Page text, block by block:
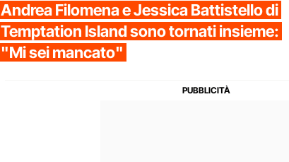
Andrea Filomena e Jessica Battistello di
Temptation Island sono tornati insieme:
"Mi sei mancato"